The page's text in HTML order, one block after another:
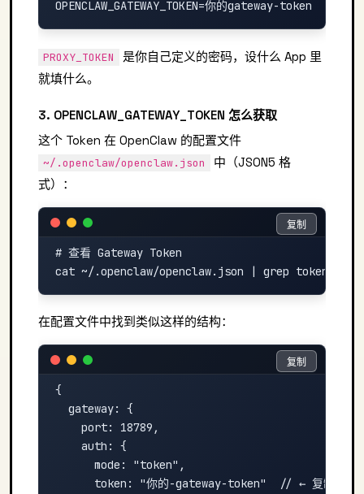
PROXY_TOKEN
是你自己定义的密码，设什么 App 里
就填什么。
3. OPENCLAW_GATEWAY_TOKEN 怎么获取
这个 Token 在 OpenClaw 的配置文件
~/.openclaw/openclaw.json
中（JSON5 格
式）：
# 查看 Gateway Token
复制
复制
在配置文件中找到类似这样的结构：
{
  gateway: {
    port: 18789,
    auth: {
      mode: "token",
token: "你的-gateway-token"  // ← 复制这个
复制
复制